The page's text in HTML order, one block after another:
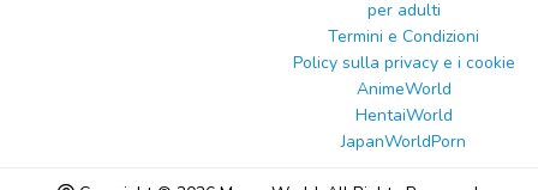
per adulti
Termini e Condizioni
Policy sulla privacy e i cookie
AnimeWorld
HentaiWorld
JapanWorldPorn